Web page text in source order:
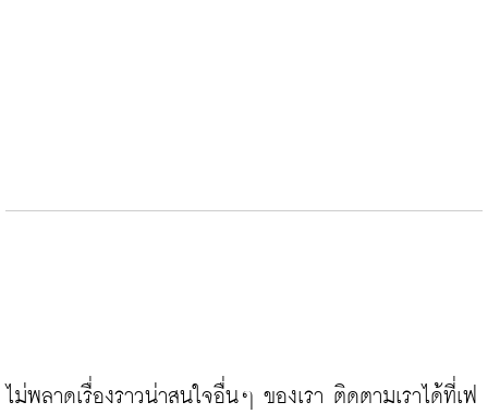
ไม่พลาดเรื่องราวน่าสนใจอื่นๆ ของเรา ติดตามเราได้ที่เฟ